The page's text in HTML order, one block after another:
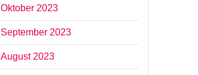
Oktober 2023
September 2023
August 2023